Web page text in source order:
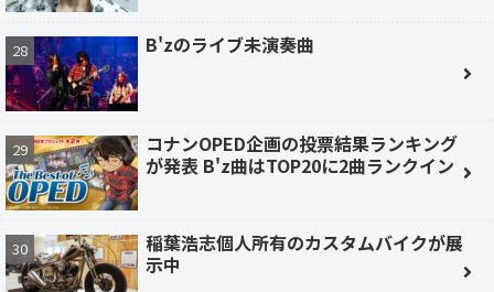
B'zのライブ未演奏曲
コナンOPED企画の投票結果ランキング
が発表 B'z曲はTOP20に2曲ランクイン
稲葉浩志個人所有のカスタムバイクが展
示中